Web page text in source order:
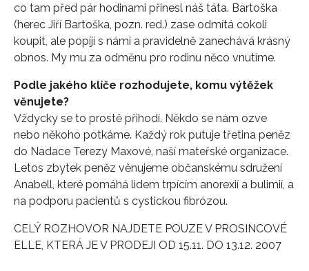
co tam před pár hodinami přinesl náš táta. Bartoška
(herec Jiří Bartoška, pozn. red.) zase odmítá cokoli
koupit, ale popíjí s námi a pravidelně zanechává krásný
obnos. My mu za odměnu pro rodinu něco vnutíme.
Podle jakého klíče rozhodujete, komu výtěžek
věnujete?
Vždycky se to prostě přihodí. Někdo se nám ozve
nebo někoho potkáme. Každý rok putuje třetina peněz
do Nadace Terezy Maxové, naší mateřské organizace.
Letos zbytek peněz věnujeme občanskému sdružení
Anabell, které pomáhá lidem trpícím anorexií a bulimií, a
na podporu pacientů s cystickou fibrózou.
CELÝ ROZHOVOR NAJDETE POUZE V PROSINCOVÉ
ELLE, KTERÁ JE V PRODEJI OD 15.11. DO 13.12. 2007